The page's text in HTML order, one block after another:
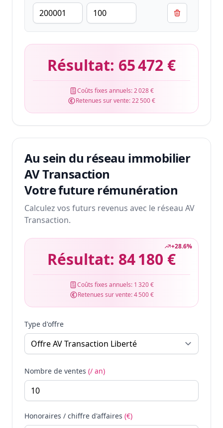
Résultat: 65 472 €
Coûts fixes annuels:2 028 €
Retenues sur vente:22 500 €
Au sein du réseau immobilier
AV Transaction
Votre future rémunération
Calculez vos futurs revenus avec le réseau AV
Transaction.
+28.6%
Résultat: 84 180 €
Coûts fixes annuels: 1 320 €
Retenues sur vente:4 500 €
Type d'offre
Nombre de ventes (/ an)
Honoraires / chiffre d'affaires (€)